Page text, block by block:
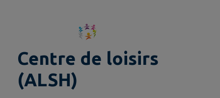
Centre de loisirs
(ALSH)